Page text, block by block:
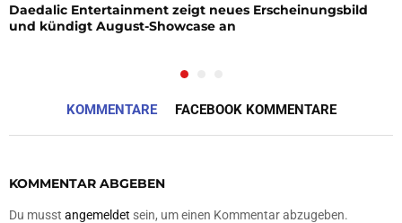
Daedalic Entertainment zeigt neues Erscheinungsbild
und kündigt August-Showcase an
KOMMENTARE FACEBOOK KOMMENTARE
KOMMENTAR ABGEBEN
Du musst angemeldet sein, um einen Kommentar abzugeben.